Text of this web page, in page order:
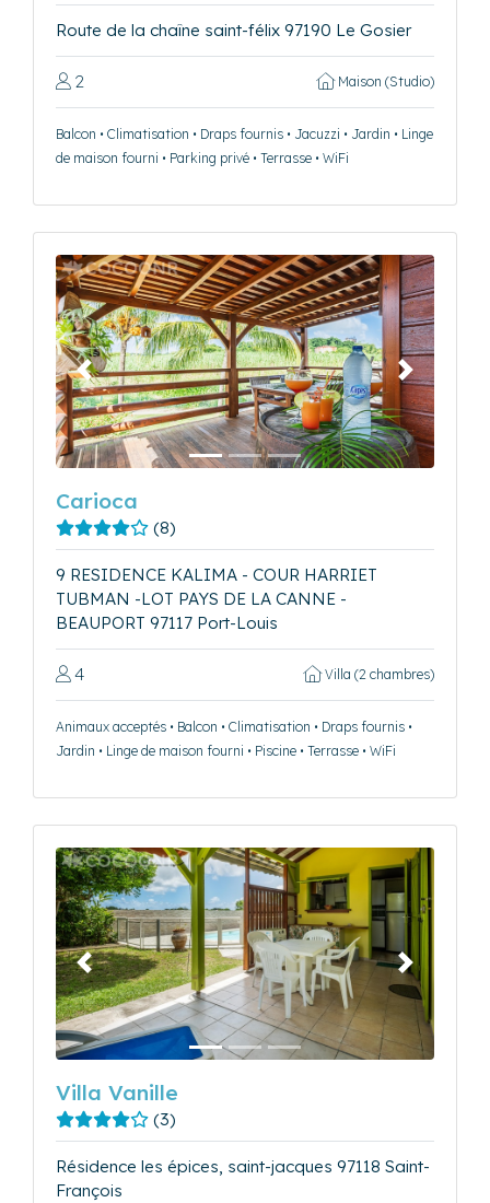
Route de la chaîne saint-félix 97190 Le Gosier
2 Maison (Studio)
Balcon • Climatisation • Draps fournis • Jacuzzi • Jardin • Linge
de maison fourni • Parking privé • Terrasse • WiFi
Précédent Suivant
Carioca
(8)
9 RESIDENCE KALIMA - COUR HARRIET
TUBMAN -LOT PAYS DE LA CANNE -
BEAUPORT 97117 Port-Louis
4 Villa (2 chambres)
Animaux acceptés • Balcon • Climatisation • Draps fournis •
Jardin • Linge de maison fourni • Piscine • Terrasse • WiFi
Précédent Suivant
Villa Vanille
(3)
Résidence les épices, saint-jacques 97118 Saint-
François